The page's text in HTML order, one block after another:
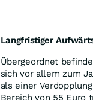
Langfristiger
Übergeordnet
sich vor allem zum
als einer
Bereich von 55 Euro